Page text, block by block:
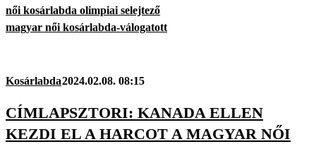
női kosárlabda olimpiai selejtező
magyar női kosárlabda-válogatott
Kosárlabda2024.02.08. 08:15
CÍMLAPSZTORI: KANADA ELLEN
KEZDI EL A HARCOT A MAGYAR NŐI